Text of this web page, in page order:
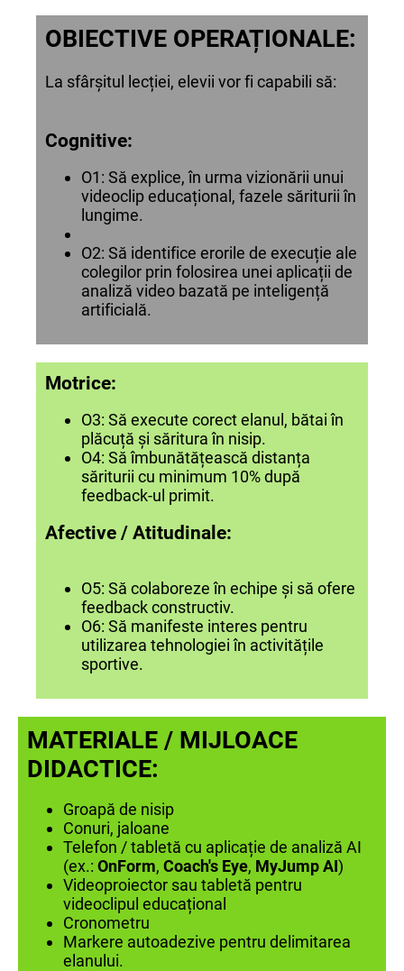
OBIECTIVE OPERAȚIONALE:
La sfârșitul lecției, elevii vor fi capabili să:
Cognitive:
O1: Să explice, în urma vizionării unui
videoclip educațional, fazele săriturii în
lungime.
O2: Să identifice erorile de execuție ale
colegilor prin folosirea unei aplicații de
analiză video bazată pe inteligență
artificială.
Motrice:
O3: Să execute corect elanul, bătai în
plăcuță și săritura în nisip.
O4: Să îmbunătățească distanța
săriturii cu minimum 10% după
feedback-ul primit.
Afective / Atitudinale:
O5: Să colaboreze în echipe și să ofere
feedback constructiv.
O6: Să manifeste interes pentru
utilizarea tehnologiei în activitățile
sportive.
MATERIALE / MIJLOACE
DIDACTICE:
Groapă de nisip
Conuri, jaloane
Telefon / tabletă cu aplicație de analiză AI
(ex.: OnForm, Coach's Eye, MyJump AI)
Videoproiector sau tabletă pentru
videoclipul educațional
Cronometru
Markere autoadezive pentru delimitarea
elanului.